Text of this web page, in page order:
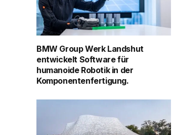
BMW Group Werk Landshut
entwickelt Software für
humanoide Robotik in der
Komponentenfertigung.